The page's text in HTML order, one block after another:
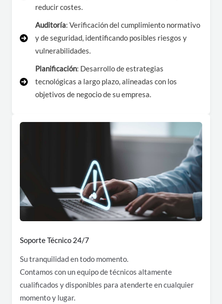
reducir costes.
Auditoría: Verificación del cumplimiento normativo
y de seguridad, identificando posibles riesgos y
vulnerabilidades.
Planificación: Desarrollo de estrategias
tecnológicas a largo plazo, alineadas con los
objetivos de negocio de su empresa.
Soporte Técnico 24/7
Su tranquilidad en todo momento.
Contamos con un equipo de técnicos altamente
cualificados y disponibles para atenderte en cualquier
momento y lugar.